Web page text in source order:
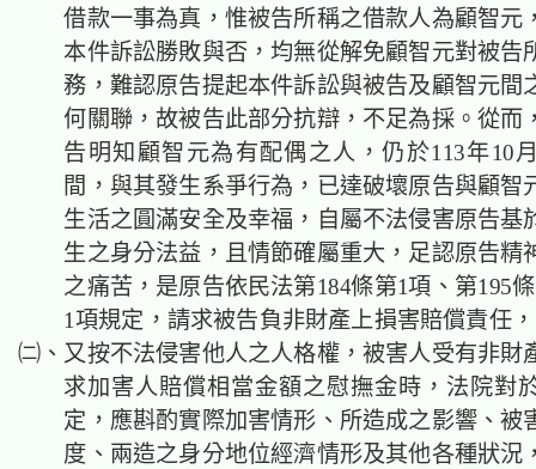
借款一事為真，惟被告所稱之借款人為顧智元
本件訴訟勝敗與否，均無從解免顧智元對被告
務，難認原告提起本件訴訟與被告及顧智元間
何關聯，故被告此部分抗辯，不足為採。從而
告明知顧智元為有配偶之人，仍於113年10
間，與其發生系爭行為 ， 已達破壞原告與顧智
生活之圓滿安全及幸福，自屬不法侵害原告基
生之身分法益 ，且情節確屬重大，足認原告精
之痛苦，是原告依民法第184條第1項、第195
1項規定，請求被告負非財產上損害賠償責任
㈡、 又按不法侵害他人之人格權，被害人受有非財
求加害人賠償相當金額之慰撫金時，法院對
定，應斟酌實際加害情形、所造成之影響、被
度、兩造之身分地位經濟情形及其他各種狀況